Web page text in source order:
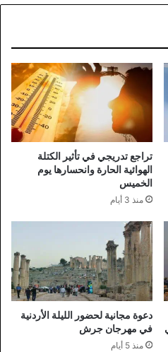
تراجع تدريجي في تأثير الكتلة
الهوائية الحارة وانحسارها يوم
الخميس
منذ 3 أيام
دعوة مجانية لحضور الليلة الأردنية
في مهرجان جرش
منذ 5 أيام